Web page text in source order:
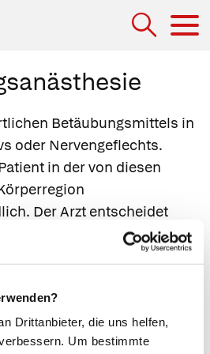
Drittanbieter, die uns helfen,
Um bestimmte
Betäubungsmittels in
oder Nervengeflechts.
in der von diesen
Der Arzt entscheidet
wenn die Mithilfe des
Spritzt der Arzt ein
die Nähe eines Nervs,
Nervenblockade, spritzt